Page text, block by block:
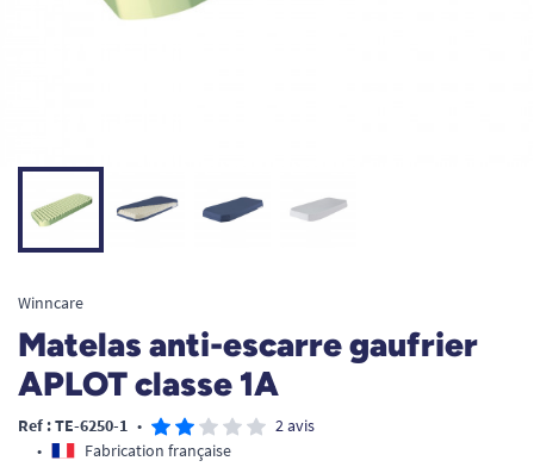
Winncare
Matelas anti-escarre gaufrier
APLOT classe 1A
Ref : TE-6250-1 •
2 avis
•
Fabrication française